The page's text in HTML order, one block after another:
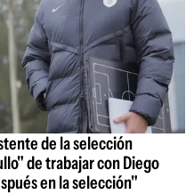
de la selección
de trabajar con Diego
en la selección"